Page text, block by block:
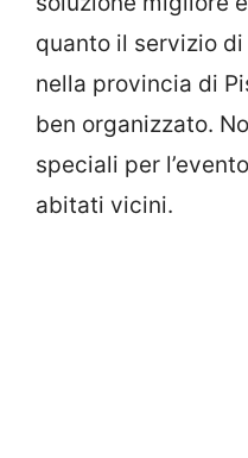
quanto il servizio
nella provincia di
ben organizzato.
speciali per
abitati vicini.